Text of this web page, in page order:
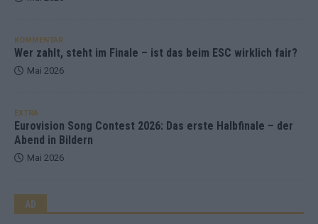
KOMMENTAR
Wer zahlt, steht im Finale – ist das beim ESC wirklich fair?
Mai 2026
EXTRA
Eurovision Song Contest 2026: Das erste Halbfinale – der
Abend in Bildern
Mai 2026
AD